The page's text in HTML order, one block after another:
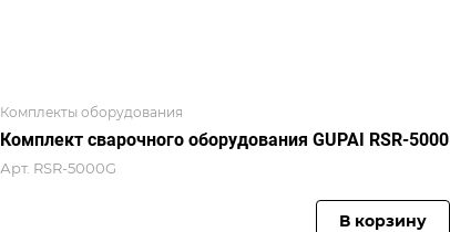
Комплекты оборудования
Комплект сварочного оборудования GUPAI RSR-5000
Арт. RSR-5000G
В корзину